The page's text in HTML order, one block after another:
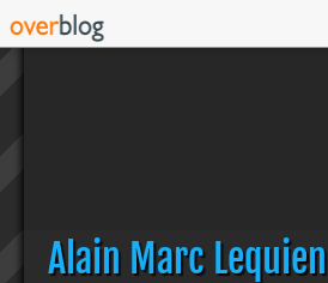
Alain Marc Lequien